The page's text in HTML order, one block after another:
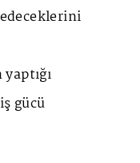
gücü